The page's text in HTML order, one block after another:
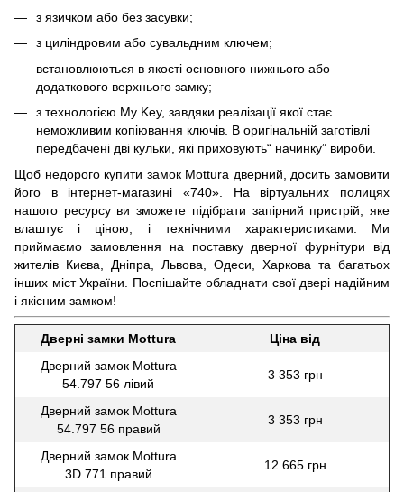
з язичком або без засувки;
з циліндровим або сувальдним ключем;
встановлюються в якості основного нижнього або
додаткового верхнього замку;
з технологією My Key, завдяки реалізації якої стає
неможливим копіювання ключів. В оригінальній заготівлі
передбачені дві кульки, які приховують“ начинку” вироби.
Щоб недорого купити замок Mottura дверний, досить замовити
його в інтернет-магазині «‎740»‎. На віртуальних полицях
нашого ресурсу ви зможете підібрати запірний пристрій, яке
влаштує і ціною, і технічними характеристиками. Ми
приймаємо замовлення на поставку дверної фурнітури від
жителів Києва, Дніпра, Львова, Одеси, Харкова та багатьох
інших міст України. Поспішайте обладнати свої двері надійним
і якісним замком!
Дверні замки Mottura
Ціна від
Дверний замок ​Mottura
54.797 56 лівий
3 353 грн
Дверний замок ​Mottura
54.797 56 правий
3 353 грн
Дверний замок Mottura
3D.771 правий
12 665 грн